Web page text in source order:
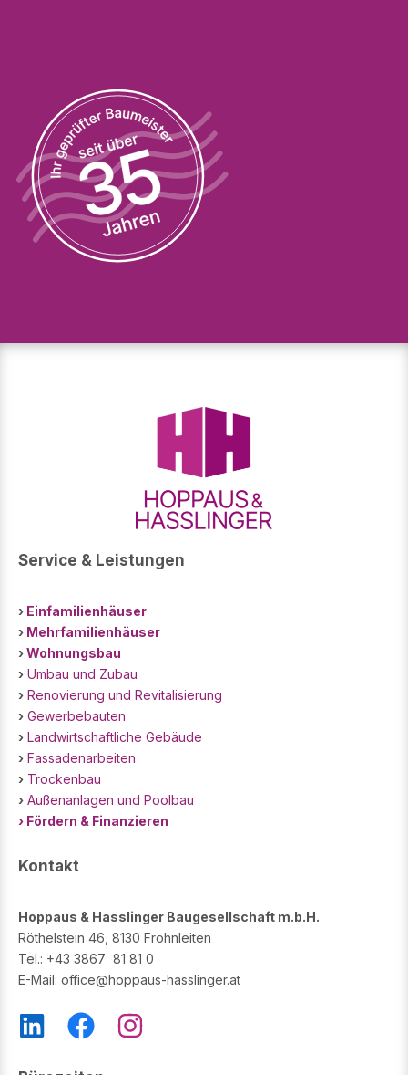
Service & Leistungen
› Einfamilienhäuser
› Mehrfamilienhäuser
›Wohnungsbau
› Umbau und Zubau
› Renovierung und Revitalisierung
› Gewerbebauten
› Landwirtschaftliche Gebäude
› Fassadenarbeiten
› Trockenbau
› Außenanlagen und Poolbau
› Fördern & Finanzieren
Kontakt
Hoppaus & Hasslinger Baugesellschaft m.b.H.
Röthelstein 46, 8130 Frohnleiten
Tel.: +43 3867 81 81 0
E-Mail: office@hoppaus-hasslinger.at
L
F
I